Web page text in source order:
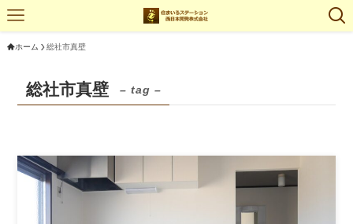
ホーム 総社市真壁
総社市真壁 – tag –